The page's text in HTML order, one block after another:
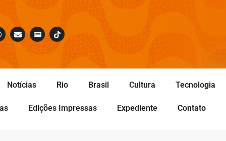
Notícias Rio Brasil Cultura Tecnologia
Edições Impressas Expediente Contato